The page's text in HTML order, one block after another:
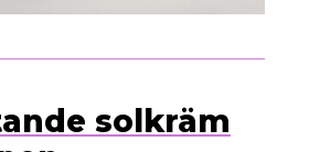
solkräm